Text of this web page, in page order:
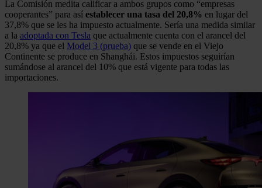
La Comisión medita calificar a ambos grupos como “empresas
cooperantes” para así establecer una tasa del 20,8% en lugar del
37,8% que se les ha impuesto actualmente. Sería una medida similar
a la adoptada con Tesla que actualmente cuenta con el arancel del
20,8% ya que el Model 3 (prueba) que se vende en el Viejo
Continente se produce en Shanghái. Estos impuestos seguirían
sumándose al arancel del 10% que está vigente para todas las
importaciones.